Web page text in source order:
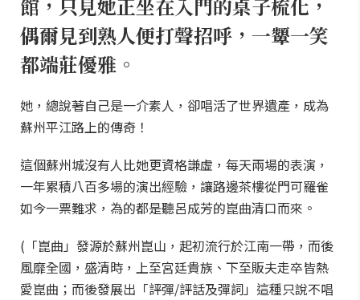
館，只見她正坐在入門的桌子梳化，
偶爾見到熟人便打聲招呼，一顰一笑
都端莊優雅。
她，總說著自己是一介素人，卻唱活了世界遺產，成為
蘇州平江路上的傳奇！
這個蘇州城沒有人比她更資格謙虛，每天兩場的表演，
一年累積八百多場的演出經驗，讓路邊茶樓從門可羅雀
如今一票難求，為的都是聽呂成芳的崑曲清口而來。
(「崑曲」發源於蘇州崑山，起初流行於江南一帶，而後
風靡全國，盛清時，上至宮廷貴族、下至販夫走卒皆熱
愛崑曲；而後發展出「評彈/評話及彈詞」這種只說不唱